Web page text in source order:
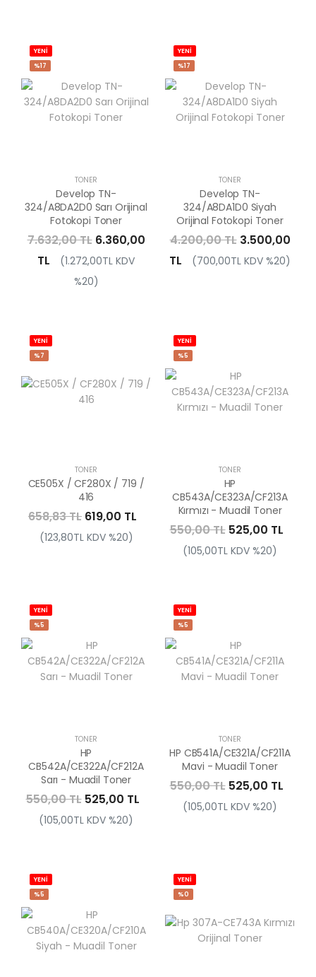
YENİ
%17
TONER
Develop TN-
324/A8DA2D0 Sarı Orijinal
Fotokopi Toner
7.632,00 TL 6.360,00
TL
(1.272,00TL KDV
%20)
YENİ
%17
TONER
Develop TN-
324/A8DA1D0 Siyah
Orijinal Fotokopi Toner
4.200,00 TL 3.500,00
TL
(700,00TL KDV %20)
YENİ
%7
TONER
CE505X / CF280X / 719 /
416
658,83 TL 619,00 TL
(123,80TL KDV %20)
YENİ
%5
TONER
HP
CB543A/CE323A/CF213A
Kırmızı - Muadil Toner
550,00 TL 525,00 TL
(105,00TL KDV %20)
YENİ
%5
TONER
HP
CB542A/CE322A/CF212A
Sarı - Muadil Toner
550,00 TL 525,00 TL
(105,00TL KDV %20)
YENİ
%5
TONER
HP CB541A/CE321A/CF211A
Mavi - Muadil Toner
550,00 TL 525,00 TL
(105,00TL KDV %20)
YENİ
%5
YENİ
%0